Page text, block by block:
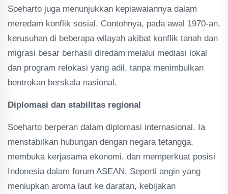
‎Soeharto juga menunjukkan kepiawaiannya dalam
meredam konflik sosial. Contohnya, pada awal 1970-an,
kerusuhan di beberapa wilayah akibat konflik tanah dan
migrasi besar berhasil diredam melalui mediasi lokal
dan program relokasi yang adil, tanpa menimbulkan
bentrokan berskala nasional.
Diplomasi dan stabilitas regional
‎Soeharto berperan dalam diplomasi internasional. Ia
menstabilkan hubungan dengan negara tetangga,
membuka kerjasama ekonomi, dan memperkuat posisi
Indonesia dalam forum ASEAN. Seperti angin yang
meniupkan aroma laut ke daratan, kebijakan